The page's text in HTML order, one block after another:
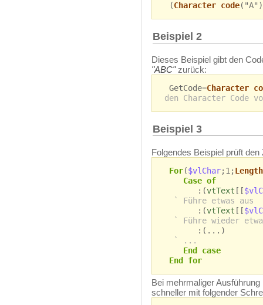
(Character code
Beispiel 2
Dieses Beispiel gibt den
"ABC"zurück:
GetCode=Character
den Character Code
Beispiel 3
Folgendes Beispiel prüft
For($vlChar;1;Length
Case of
:(vtText [[
` Führe etwas aus
:(vtText [[
` Führe wieder
:(...)
` ...
End case
End for
Bei mehrmaliger
schneller mit folgender